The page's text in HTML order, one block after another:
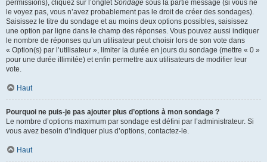
permissions), cliquez sur l’ongletSondage sous la partie message (si vous ne
le voyez pas, vous n’avez probablement pas le droit de créer des sondages).
Saisissez le titre du sondage et au moins deux options possibles, saisissez
une option par ligne dans le champ des réponses. Vous pouvez aussi indiquer
le nombre de réponses qu’un utilisateur peut choisir lors de son vote dans
« Option(s) par l’utilisateur », limiter la durée en jours du sondage (mettre « 0 »
pour une durée illimitée) et enfin permettre aux utilisateurs de modifier leur
vote.
Haut
Pourquoi ne puis-je pas ajouter plus d’options à mon sondage ?
Le nombre d’options maximum par sondage est défini par l’administrateur. Si
vous avez besoin d’indiquer plus d’options, contactez-le.
Haut